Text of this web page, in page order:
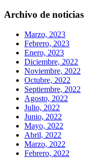
Archivo de noticias
Marzo, 2023
Febrero, 2023
Enero, 2023
Diciembre, 2022
Noviembre, 2022
Octubre, 2022
Septiembre, 2022
Agosto, 2022
Julio, 2022
Junio, 2022
Mayo, 2022
Abril, 2022
Marzo, 2022
Febrero, 2022